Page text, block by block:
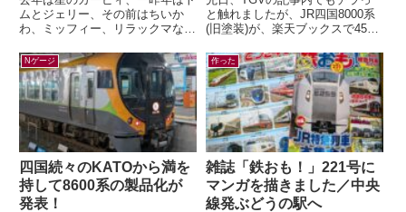
ムとジェリー、その前はちいか
わ、ミッフィー、リラックマなど
った有名キャラクターと阪急電車
のコラボレー...
と触れましたが、JR四国8000系
(旧塗装)が、楽天ブックスで45%
情報だけ書くのも何なので、カン
タ...
Nゲージ
四国続々のKATOから満を
持して8600系の製品化が
発表！
作った
雑誌「鉄おも！」221号に
マンガを描きました／中央
線発ぶどうの駅へ